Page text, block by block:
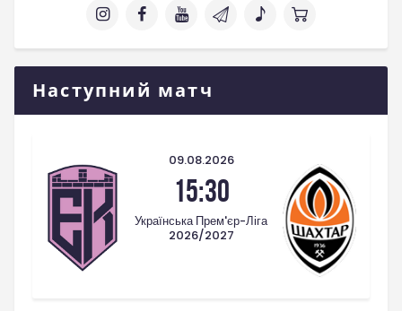
Наступний матч
09.08.2026
15:30
Українська Прем'єр-Ліга
2026/2027